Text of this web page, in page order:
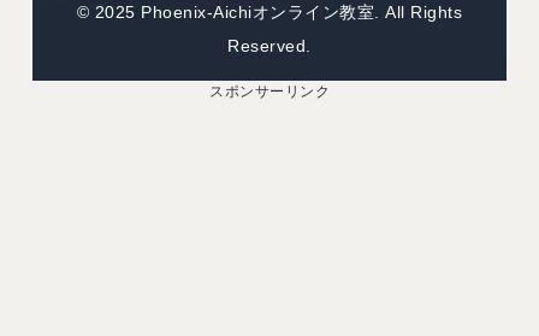
© 2025 Phoenix-Aichiオンライン教室. All Rights
Reserved.
スポンサーリンク